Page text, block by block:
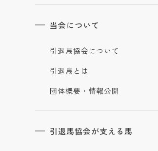
当会について
引退馬協会について
引退馬とは
団体概要・情報公開
引退馬協会が支える馬